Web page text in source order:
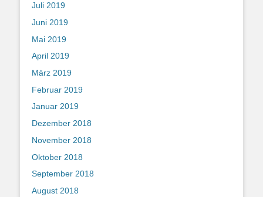
Juli 2019
Juni 2019
Mai 2019
April 2019
März 2019
Februar 2019
Januar 2019
Dezember 2018
November 2018
Oktober 2018
September 2018
August 2018